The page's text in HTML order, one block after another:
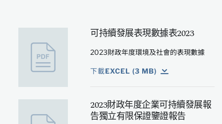
可持續發展表現數據表2023
2023財政年度環境及社會的表現數據
下載EXCEL (3 MB)
2023財政年度企業可持續發展報
告獨立有限保證鑒證報告